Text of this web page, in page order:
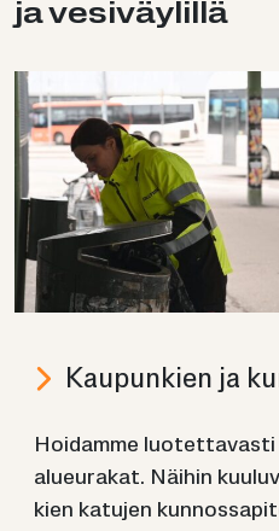
ja ve­si­väy­lil­lä
Kau­pun­kien ja
Hoi­dam­me
alueu­ra­kat. Näi­hin
kien ka­tu­jen